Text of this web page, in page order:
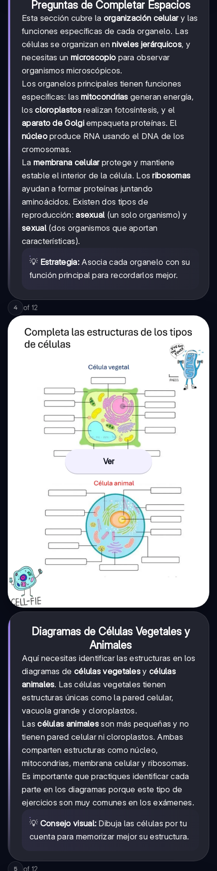
Preguntas de Completar Espacios
Esta sección cubre la organización celulary las
funciones específicas de cada organelo. Las
células se organizan enniveles jerárquicos, y
necesitas un microscopio para observar
organismos microscópicos.
Los organelos principales tienen funciones
específicas: lasmitocondrias generan energía,
loscloroplastosrealizan fotosíntesis, y el
aparato de Golgiempaqueta proteínas. El
núcleoproduce RNA usando el DNA de los
cromosomas.
La membrana celularprotege y mantiene
estable el interior de la célula. Losribosomas
ayudan a formar proteínas juntando
aminoácidos. Existen dos tipos de
reproducción:asexual (un solo organismo) y
sexual(dos organismos que aportan
características).
💡 Estrategia:Asocia cada organelo con su
función principal para recordarlos mejor.
4 of 12
Ver
Diagramas de Células Vegetales y
Animales
Aquí necesitas identificar las estructuras en los
diagramas de células vegetales y células
animales. Las células vegetales tienen
estructuras únicas como la pared celular,
vacuola grande y cloroplastos.
Lascélulas animales son más pequeñas y no
tienen pared celular ni cloroplastos. Ambas
comparten estructuras como núcleo,
mitocondrias, membrana celular y ribosomas.
Es importante que practiques identificar cada
parte en los diagramas porque este tipo de
ejercicios son muy comunes en los exámenes.
💡 Consejo visual: Dibuja las células por tu
cuenta para memorizar mejor su estructura.
5 of 12